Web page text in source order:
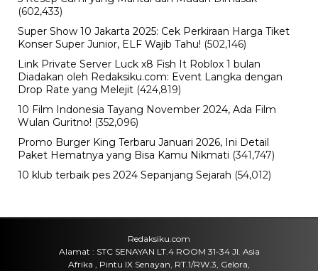
(602,433)
Super Show 10 Jakarta 2025: Cek Perkiraan Harga Tiket
Konser Super Junior, ELF Wajib Tahu! (502,146)
Link Private Server Luck x8 Fish It Roblox 1 bulan
Diadakan oleh Redaksiku.com: Event Langka dengan
Drop Rate yang Melejit (424,819)
10 Film Indonesia Tayang November 2024, Ada Film
Wulan Guritno! (352,096)
Promo Burger King Terbaru Januari 2026, Ini Detail
Paket Hematnya yang Bisa Kamu Nikmati (341,747)
10 klub terbaik pes 2024 Sepanjang Sejarah (54,012)
Redaksiku.com
Alamat : STC SENAYAN LT.4 ROOM 31-34 Jl. Asia
Afrika , Pintu IX Senayan, RT.1/RW.3, Gelora,